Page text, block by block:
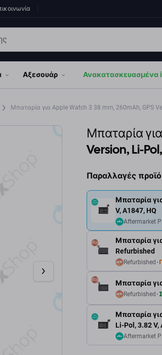
Αξεσουάρ Ανακατασκευασμένα
Μπαταρία για Apple Watch 3 38 mm, 260mAh, GPS
Μπαταρία
Version, Li-
Παραλλαγές
Μπαταρία
Refurbished
Refurbished
Μπαταρία
Refurbished
Μπαταρία
V, A1847, HQ
Aftermarket
Μπαταρία
Li-Pol, 3.82 V,
Aftermarket